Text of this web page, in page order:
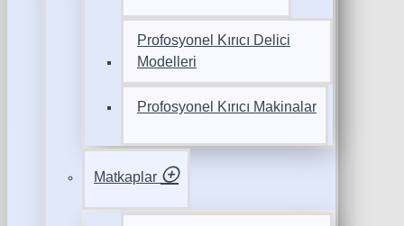
Profosyonel Kırıcı Delici
Modelleri
Profosyonel Kırıcı Makinalar
Matkaplar